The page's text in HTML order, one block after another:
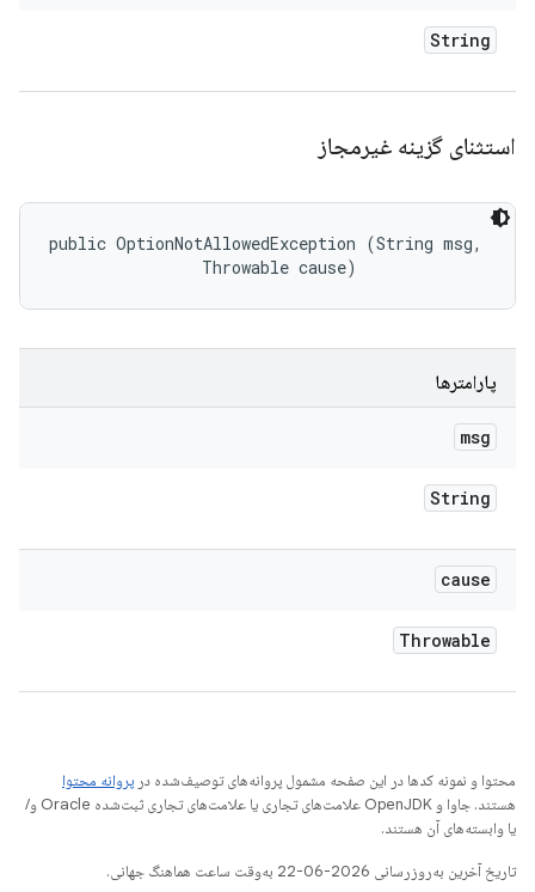
String
استثنای گزینه غیرمجاز
public OptionNotAllowedException (String msg,
                Throwable cause)
پارامترها
msg
String
cause
Throwable
محتوا و نمونه کدها در این صفحه مشمول پروانه‌های توصیف‌شده در پروانه محتوا
هستند. جاوا و OpenJDK علامت‌های تجاری یا علامت‌های تجاری ثبت‌شده Oracle و/
یا وابسته‌های آن هستند.
تاریخ آخرین به‌روزرسانی 2026-06-22 به‌وقت ساعت هماهنگ جهانی.